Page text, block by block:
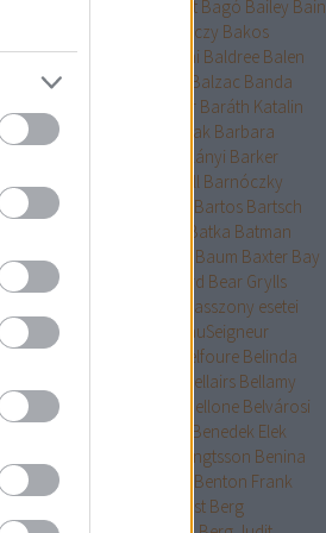
Baehr Baggot Bagó Bailey Bain
Bakóczy Bakos
krimik
Baldini Baldree Balen
ErikaBallard Balzac Banda
Bán Mór Baráth Katalin
Viktória
Barátnak tartalak Barbara
Bárkányi Barker
Barnard Barnhill Barnóczky
Barreau Bartos Bartsch
Batka Batman
Bauer Baum Baxter Bay
Bazterrica Beard Bear Grylls
Beatrice Hyde-Clare kisasszony esetei
Williams
BeauSeigneur
Stowe
Belfoure Belinda
Bellairs Bellamy
Belle Bellinger-nővérek Bellone Belvárosi
Benedek Elek
Bengtsson Benina
Benkő
Benton Frank
Berest Berg